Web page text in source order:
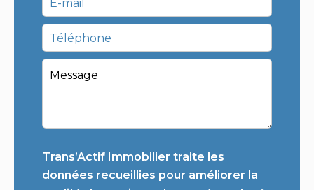
Trans’Actif Immobilier traite les
données recueillies pour améliorer la